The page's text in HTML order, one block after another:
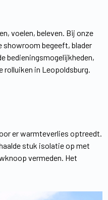
voelen, beleven. Bij onze
showroom begeeft, blader
bedieningsmogelijkheden,
rolluiken in Leopoldsburg.
er warmteverlies optreedt.
stuk isolatie op met
vermeden. Het